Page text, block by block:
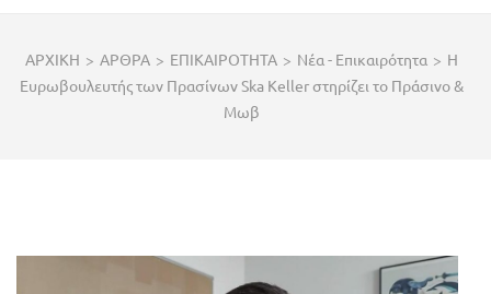
ΑΡΧΙΚΗ > ΑΡΘΡΑ > ΕΠΙΚΑΙΡΟΤΗΤΑ > Νέα - Επικαιρότητα > Η
Ευρωβουλευτής των Πρασίνων Ska Keller στηρίζει το Πράσινο &
Μωβ